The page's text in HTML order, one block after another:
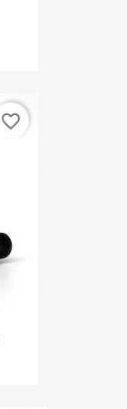
favorite_border